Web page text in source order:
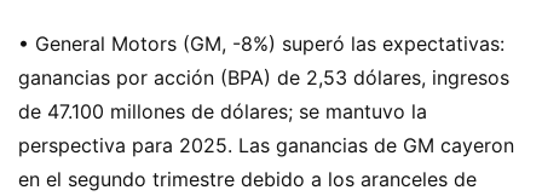
• General Motors (GM, -8%) superó las expectativas:
ganancias por acción (BPA) de 2,53 dólares, ingresos
de 47.100 millones de dólares; se mantuvo la
perspectiva para 2025. Las ganancias de GM cayeron
en el segundo trimestre debido a los aranceles de